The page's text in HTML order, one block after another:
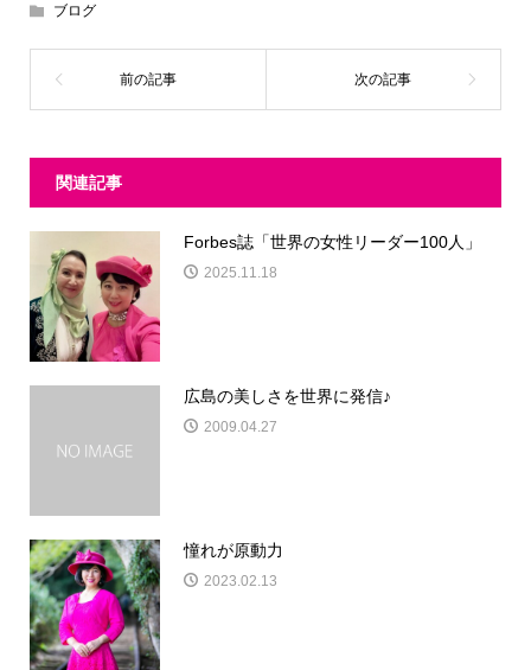
ブログ
関連記事
Forbes誌「世界の女性リーダー100人」
2025.11.18
広島の美しさを世界に発信♪
2009.04.27
憧れが原動力
2023.02.13